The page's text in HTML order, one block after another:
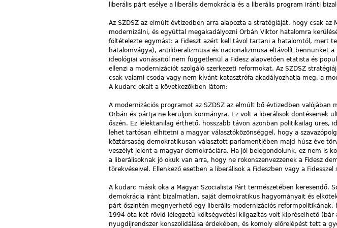
liberális párt esélye a liberális demokrácia és a liberális program iránti
Az SZDSZ az elmúlt évtizedben arra alapozta a stratégiáját, hogy csak az
modernizálni, és egyúttal megakadályozni Orbán Viktor hatalomra
föltételezte egymást: a Fideszt azért kell távol tartani a hatalomtól, mert
hatalomvágya), antiliberalizmusa és nacionalizmusa eltávolít bennünket
ideológiai vonásaitól nem függetlenül a Fidesz alapvetően etatista és
ellenzi a modernizációt szolgáló szerkezeti reformokat. Az SZDSZ
csak valami csoda vagy nem kívánt katasztrófa akadályozhatja meg, a
A kudarc okait a következőkben látom:
A modernizációs programot az SZDSZ az elmúlt bő évtizedben valójában
Orbán és pártja ne kerüljön kormányra. Ez volt a liberálisok döntéseinek
őszén. Ez lélektanilag érthető, hosszabb távon azonban politikailag üres,
lehet tartósan elhitetni a magyar választóközönséggel, hogy a
köztársaság demokratikusan választott parlamentjében majd húsz éve
veszélyt jelent a magyar demokráciára. Ha jól belegondolunk, ez nem is
a liberálisoknak jó okuk van arra, hogy ne rokonszenvezzenek a Fidesz
törekvéseivel. Ellenkező esetben a liberálisok a Fideszben vagy a
A kudarc másik oka a Magyar Szocialista Párt természetében keresendő.
demokrácia iránt bizalmatlan, saját demokratikus hagyományait és
párt őszintén megnyerhető egy liberális-modernizációs reformpolitikának,
1994 óta két rövid lélegzetű költségvetési kiigazítás volt kipréselhető
nyugdíjrendszer konszolidálása érdekében, és komoly előrelépést tett a